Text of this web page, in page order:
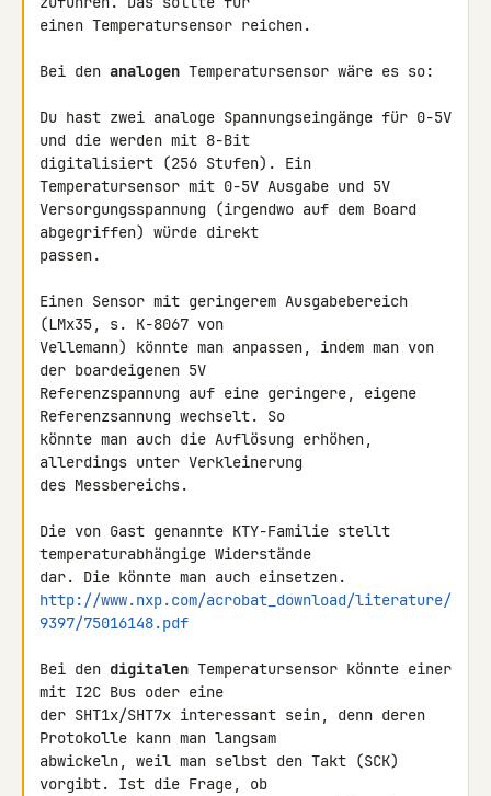
einen Temperatursensor reichen.
Bei den analogen Temperatursensor wäre es so:
Du hast zwei analoge Spannungseingänge für 0-5V
und die werden mit 8-Bit
digitalisiert (256 Stufen). Ein
Temperatursensor mit 0-5V Ausgabe und 5V
Versorgungsspannung (irgendwo auf dem Board
abgegriffen) würde direkt
passen.
Einen Sensor mit geringerem Ausgabebereich
(LMx35, s. K-8067 von
Vellemann) könnte man anpassen, indem man von
der boardeigenen 5V
Referenzspannung auf eine geringere, eigene
Referenzsannung wechselt. So
könnte man auch die Auflösung erhöhen,
allerdings unter Verkleinerung
des Messbereichs.
Die von Gast genannte KTY-Familie stellt
temperaturabhängige Widerstände
http://www.nxp.com/acrobat_download/literature/
9397/75016148.pdf
Bei den digitalen Temperatursensor könnte einer
mit I2C Bus oder eine
der SHT1x/SHT7x interessant sein, denn deren
Protokolle kann man langsam
abwickeln, weil man selbst den Takt (SCK)
vorgibt. Ist die Frage, ob